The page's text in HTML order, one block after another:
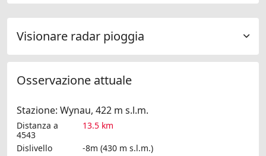
Visionare radar pioggia
Osservazione attuale
Stazione: Wynau, 422 m s.l.m.
Distanza a
4543
13.5 km
Dislivello
-8m (430 m s.l.m.)